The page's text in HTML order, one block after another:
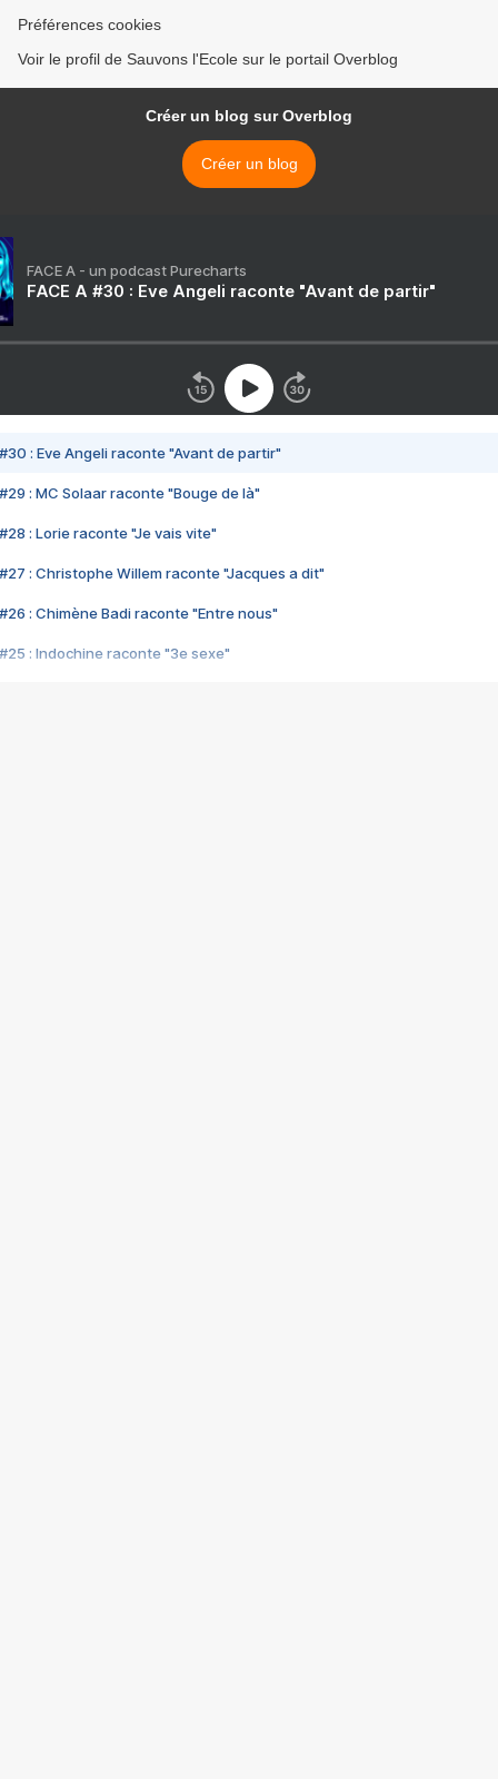
Préférences cookies
Voir le profil de Sauvons l'Ecole sur le portail Overblog
Créer un blog sur Overblog
Créer un blog
FACE A - un podcast Purecharts
FACE A #30 : Eve Angeli raconte "Avant de partir"
#30 : Eve Angeli raconte "Avant de partir"
#29 : MC Solaar raconte "Bouge de là"
#28 : Lorie raconte "Je vais vite"
#27 : Christophe Willem raconte "Jacques a dit"
#26 : Chimène Badi raconte "Entre nous"
#25 : Indochine raconte "3e sexe"